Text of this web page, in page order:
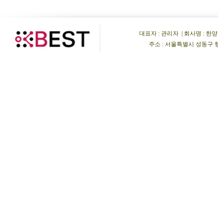
대표자 : 관리자 | 회사명 : 한양
주소 : 서울특별시 성동구